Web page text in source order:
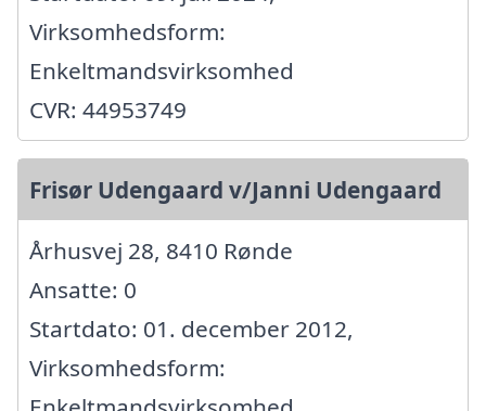
Virksomhedsform:
Enkeltmandsvirksomhed
CVR: 44953749
Frisør Udengaard v/Janni Udengaard
Århusvej 28, 8410 Rønde
Ansatte: 0
Startdato: 01. december 2012,
Virksomhedsform: